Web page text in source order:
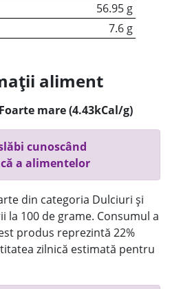
56.95 g
7.6 g
aliment
Foarte mare (4.43kCal/g)
cunoscând
a alimentelor
din categoria Dulciuri și
la 100 de grame. Consumul a
produs reprezintă 22%
zilnică estimată pentru